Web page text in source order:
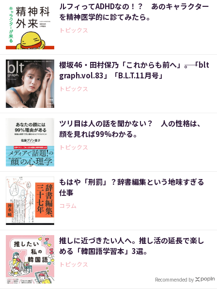
ルフィってADHDなの！？ あのキャラクター
を精神医学的に診てみたら。
トピックス
櫻坂46・田村保乃「これからも前へ」――。「blt
graph.vol.83」「B.L.T.11月号」
トピックス
ツリ目は人の話を聞かない？ 人の性格は、
顔を見れば99%わかる。
トピックス
もはや「刑罰」？辞書編集という地味すぎる
仕事
コラム
推しに近づきたい人へ。推し活の延長で楽し
める「韓国語学習本」3選。
トピックス
Recommended by